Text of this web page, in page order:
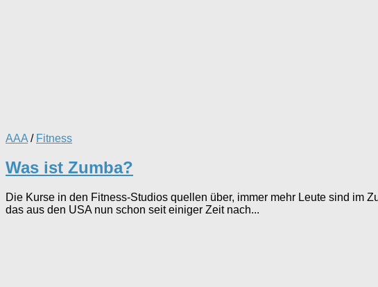
AAA / Fitness
Was ist Zumba?
Die Kurse in den Fitness-Studios quellen über, immer mehr Leute sind im
das aus den USA nun schon seit einiger Zeit nach...